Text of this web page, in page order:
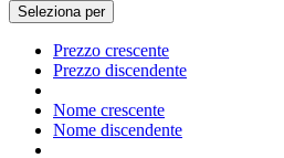
Seleziona per
Prezzo crescente
Prezzo discendente
Nome crescente
Nome discendente